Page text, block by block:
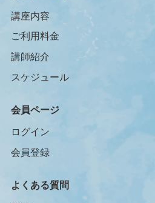
講座内容
ご利用料金
講師紹介
スケジュール
会員ページ
ログイン
会員登録
よくある質問